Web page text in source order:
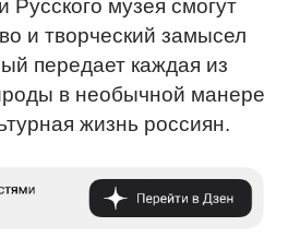
Русского музея смогут
и творческий замысел
передает каждая из
в необычной манере
жизнь россиян.